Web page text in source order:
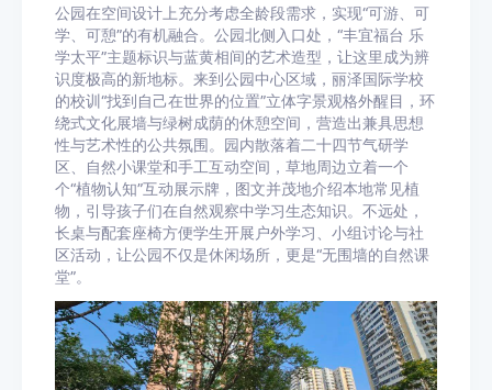
公园在空间设计上充分考虑全龄段需求，实现“可游、可
学、可憩”的有机融合。公园北侧入口处，“丰宜福台 乐
学太平”主题标识与蓝黄相间的艺术造型，让这里成为辨
识度极高的新地标。来到公园中心区域，丽泽国际学校
的校训“找到自己在世界的位置”立体字景观格外醒目，环
绕式文化展墙与绿树成荫的休憩空间，营造出兼具思想
性与艺术性的公共氛围。园内散落着二十四节气研学
区、自然小课堂和手工互动空间，草地周边立着一个
个“植物认知”互动展示牌，图文并茂地介绍本地常见植
物，引导孩子们在自然观察中学习生态知识。不远处，
长桌与配套座椅方便学生开展户外学习、小组讨论与社
区活动，让公园不仅是休闲场所，更是“无围墙的自然课
堂”。